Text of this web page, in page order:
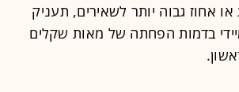
אחוז גבוה יותר לשאירים, תעניק
בדמות הפחתה של מאות שקלים